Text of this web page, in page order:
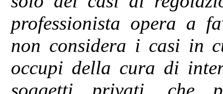
professionista opera a
non considera i casi in
occupi della cura di
soggetti privati, che